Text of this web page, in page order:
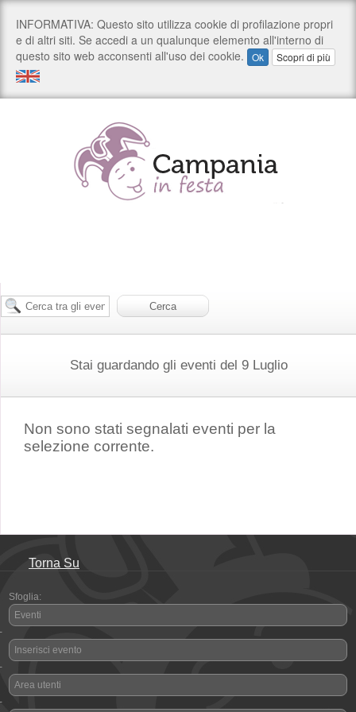
Stai guardando gli eventi del 9 Luglio
Non sono stati segnalati eventi per la
selezione corrente.
Torna Su
Sfoglia:
Eventi
-
Inserisci evento
-
Area utenti
-